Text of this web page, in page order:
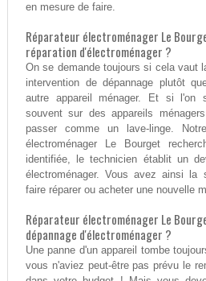
en mesure de faire.
Réparateur électroménager Le
réparation d'électroménager ?
On se demande toujours si cela vaut
intervention de dépannage plutôt
autre appareil ménager. Et si l'on
souvent sur des appareils
passer comme un lave-linge.
électroménager Le Bourget
identifiée, le technicien établit un
électroménager. Vous avez ainsi la
faire réparer ou acheter une nouvelle
Réparateur électroménager Le
dépannage d'électroménager ?
Une panne d'un appareil tombe
vous n'aviez peut-être pas prévu le